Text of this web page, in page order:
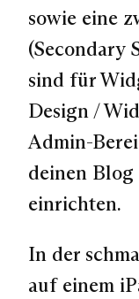
sowie eine
(Secondary
sind für
Design /
Admin-
deinen
einrichten.
In der
auf einem